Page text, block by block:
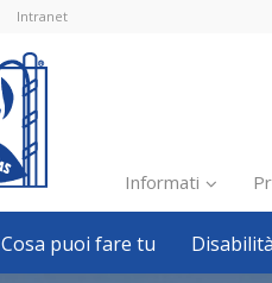
Intranet
Informati
Cosa puoi fare tu